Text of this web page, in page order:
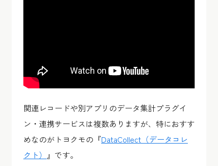
関連レコードや別アプリのデータ集計プラグイ
ン・連携サービスは複数ありますが、特におすす
めなのがトヨクモの『DataCollect（データコレ
クト） 』です。